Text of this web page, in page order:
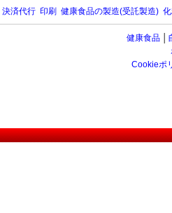
決済代行 印刷 健康食品の製造(受託製造)
健康食品
Cookieポ